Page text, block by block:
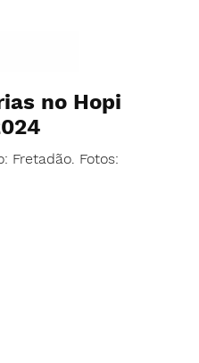
Fretadão. Fotos:
no Hopi